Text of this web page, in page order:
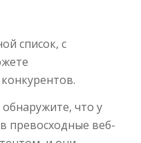
список, с
что у
превосходные веб-